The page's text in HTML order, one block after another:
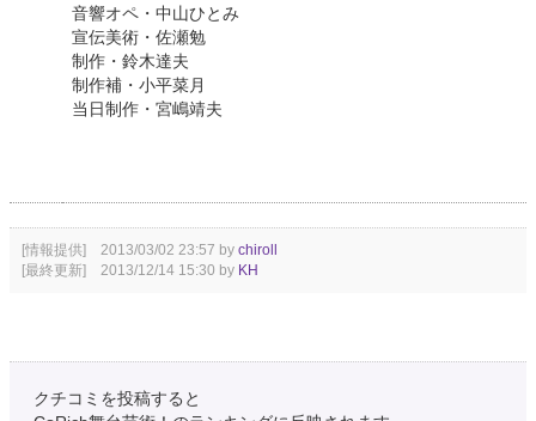
音響オペ・中山ひとみ
宣伝美術・佐瀬勉
制作・鈴木達夫
制作補・小平菜月
当日制作・宮嶋靖夫
[情報提供] 2013/03/02 23:57 by chiroll
[最終更新] 2013/12/14 15:30 by KH
クチコミを投稿すると